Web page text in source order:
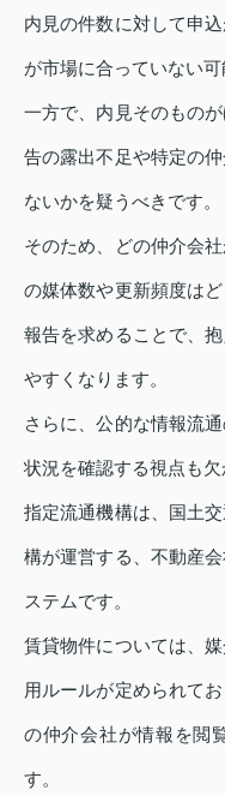
内見の件数に対して申
が市場に合っていない可
一方で、内見そのもの
告の露出不足や特定の
ないかを疑うべきです。
そのため、どの仲介会
の媒体数や更新頻度は
報告を求めることで、
やすくなります。
さらに、公的な情報流
状況を確認する視点も欠
指定流通機構は、国土
構が運営する、不動産
ステムです。
賃貸物件については、
用ルールが定められて
の仲介会社が情報を閲
す。